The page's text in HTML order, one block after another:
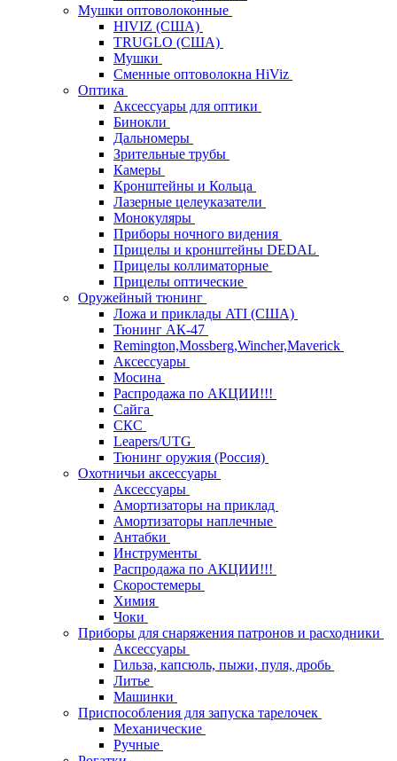
Мушки оптоволоконные
HIVIZ (США)
TRUGLO (США)
Мушки
Сменные оптоволокна HiViz
Оптика
Аксессуары для оптики
Бинокли
Дальномеры
Зрительные трубы
Камеры
Кронштейны и Кольца
Лазерные целеуказатели
Монокуляры
Приборы ночного видения
Прицелы и кронштейны DEDAL
Прицелы коллиматорные
Прицелы оптические
Оружейный тюнинг
Ложа и приклады ATI (США)
Тюнинг АК-47
Remington,Mossberg,Wincher,Maverick
Аксессуары
Мосина
Распродажа по АКЦИИ!!!
Сайга
СКС
Leapers/UTG
Тюнинг оружия (Россия)
Охотничьи аксессуары
Аксессуары
Амортизаторы на приклад
Амортизаторы наплечные
Антабки
Инструменты
Распродажа по АКЦИИ!!!
Скоростемеры
Химия
Чоки
Приборы для снаряжения патронов и расходники
Аксессуары
Гильза, капсюль, пыжи, пуля, дробь
Литье
Машинки
Приспособления для запуска тарелочек
Механические
Ручные